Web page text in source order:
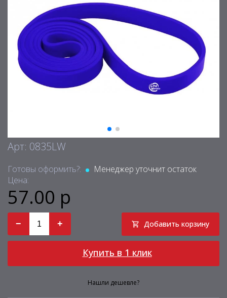
Арт: 0835LW
Готовы оформить?:
Менеджер уточнит остаток
Цена:
57.00 р
− + Добавить корзину
Купить в 1 клик
Нашли дешевле?